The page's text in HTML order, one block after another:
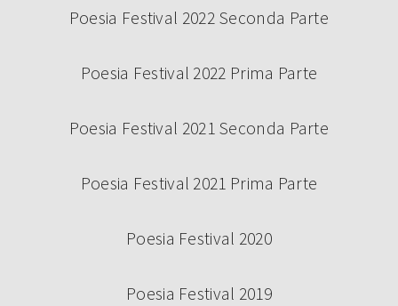
Poesia Festival 2022 Seconda Parte
Poesia Festival 2022 Prima Parte
Poesia Festival 2021 Seconda Parte
Poesia Festival 2021 Prima Parte
Poesia Festival 2020
Poesia Festival 2019